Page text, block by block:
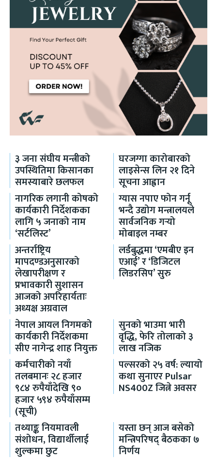
३ जना संघीय मन्त्रीको
उपस्थितिमा किसानका
समस्याबारे छलफल
घरजग्गा कारोबारको
लाइसेन्स लिन २१ दिने
सूचना आह्वान
नागरिक लगानी कोषको
कार्यकारी निर्देशकका
लागि ५ जनाको नाम
‘सर्टलिस्ट’
ग्यास नपाए फोन गर्नू
भन्दै उद्योग मन्त्रालयले
सार्वजनिक गर्‍यो
मोबाइल नम्बर
अन्तर्राष्ट्रिय
मापदण्डअनुसारको
लेखापरीक्षण र
प्रभावकारी सुशासन
आजको अपरिहार्यताः
अध्यक्ष अग्रवाल
लर्डबुद्धमा ‘एमबीए इन
एआई’ र ‘डिजिटल
लिडरसिप’ सुरु
नेपाल आयल निगमको
कार्यकारी निर्देशकमा
सीए नागेन्द्र शाह नियुक्त
सुनको भाउमा भारी
वृद्धि, फेरि तोलाको ३
लाख नजिक
कर्मचारीको नयाँ
तलबमानः २८ हजार
९८४ रुपैयाँदेखि ९०
हजार ५९४ रुपैयाँसम्म
(सूची)
पल्सरको २५ वर्ष: ल्यायो
कथा सुनाएर Pulsar
NS400Z जित्ने अवसर
तथ्याङ्क नियमावली
संशोधन, विद्यार्थीलाई
शुल्कमा छुट
यस्ता छन् आज बसेको
मन्त्रिपरिषद् बैठकका ७
निर्णय